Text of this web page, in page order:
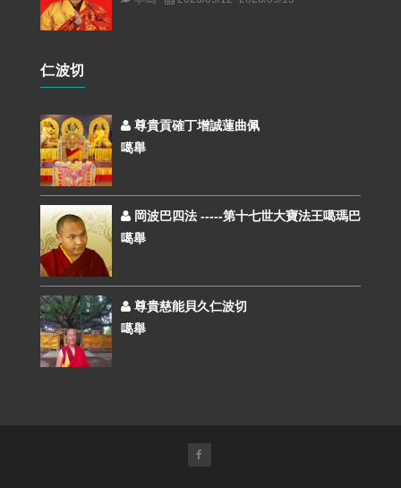
仁波切
尊貴貢確丁增誠蓮曲佩
噶舉
岡波巴四法 -----第十七世大寶法王噶瑪巴
噶舉
尊貴慈能貝久仁波切
噶舉